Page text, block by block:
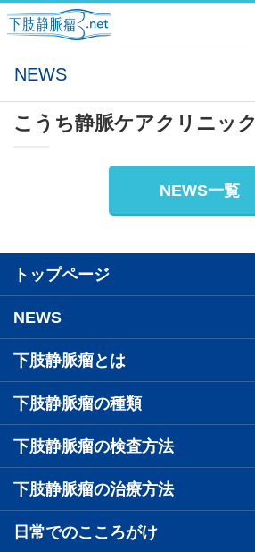
NEWS
こうち静脈ケアクリニック
NEWS一覧
トップページ
NEWS
下肢静脈瘤とは
下肢静脈瘤の種類
下肢静脈瘤の検査方法
下肢静脈瘤の治療方法
日常でのこころがけ